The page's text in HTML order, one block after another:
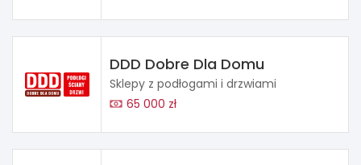
DDD Dobre Dla Domu
Sklepy z podłogami i drzwiami
65 000 zł